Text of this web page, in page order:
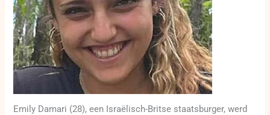
Emily Damari (28), een Israëlisch-Britse staatsburger, werd